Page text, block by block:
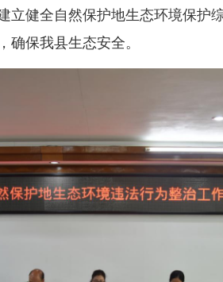
立健全自然保护地生态环境保护
确保我县生态安全。